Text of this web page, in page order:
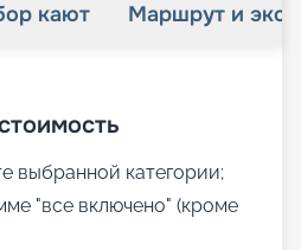
кают Маршрут и
выбранной категории;
"все включено" (кроме